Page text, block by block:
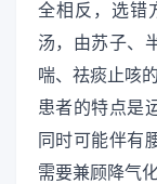
全相反，选错
汤，由苏子、
喘、祛痰止咳
患者的特点是
同时可能伴有
需要兼顾降气